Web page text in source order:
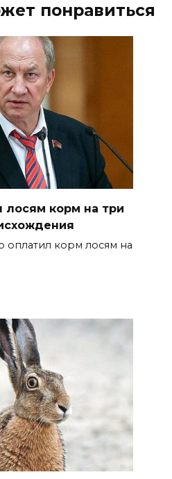
понравиться
лосям корм на три
оплатил корм лосям на